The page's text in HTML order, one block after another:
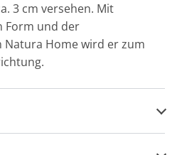
3 cm versehen. Mit
Form und der
Home wird er zum